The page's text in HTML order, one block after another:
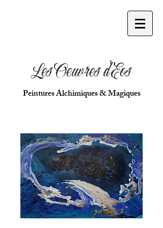
Les Oeuvres d'Eos
Peintures Alchimiques & Magiques